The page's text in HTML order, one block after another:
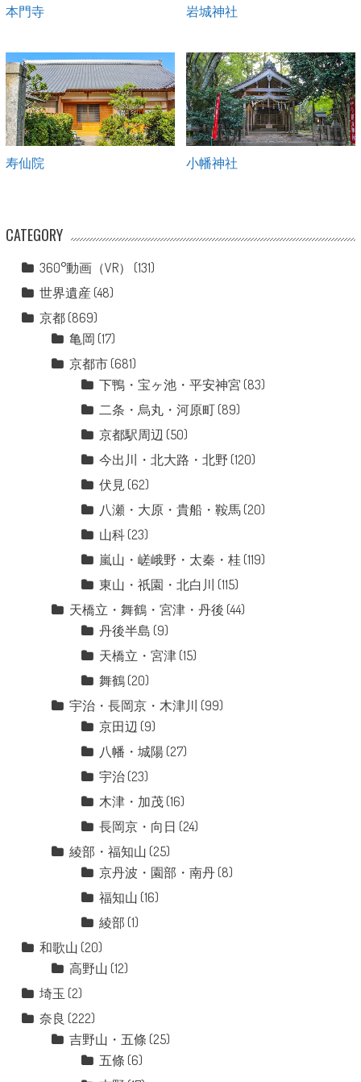
本門寺 岩城神社
寿仙院 小幡神社
CATEGORY
360°動画（VR）
(131)
世界遺産 (48)
京都(869)
亀岡 (17)
京都市(681)
下鴨・宝ヶ池・平安神宮 (83)
二条・烏丸・河原町(89)
京都駅周辺 (50)
今出川・北大路・北野 (120)
伏見 (62)
八瀬・大原・貴船・鞍馬(20)
山科(23)
嵐山・嵯峨野・太秦・桂 (119)
東山・祇園・北白川 (115)
天橋立・舞鶴・宮津・丹後 (44)
丹後半島 (9)
天橋立・宮津(15)
舞鶴(20)
宇治・長岡京・木津川 (99)
京田辺 (9)
八幡・城陽 (27)
宇治(23)
木津・加茂(16)
長岡京・向日 (24)
綾部・福知山 (25)
京丹波・園部・南丹(8)
福知山 (16)
綾部 (1)
和歌山 (20)
高野山 (12)
埼玉 (2)
奈良 (222)
吉野山・五條 (25)
五條 (6)